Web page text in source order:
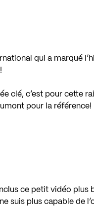
qui a marqué
clé, c’est pour cette
pour la référence!
ce petit vidéo plus
suis plus capable de